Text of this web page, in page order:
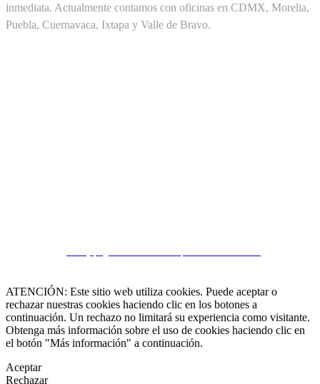
inmediata. Actualmente contamos con oficinas en CDMX, Morelia,
Puebla, Cuernavaca, Ixtapa y Valle de Bravo.
ATENCIÓN: Este sitio web utiliza cookies. Puede aceptar o
rechazar nuestras cookies haciendo clic en los botones a
continuación. Un rechazo no limitará su experiencia como visitante.
Obtenga más información sobre el uso de cookies haciendo clic en
el botón "Más información" a continuación.
Aceptar
Rechazar